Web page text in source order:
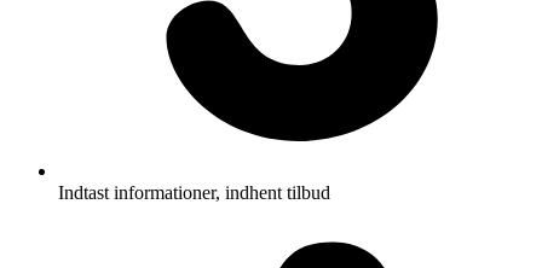
Indtast informationer, indhent tilbud